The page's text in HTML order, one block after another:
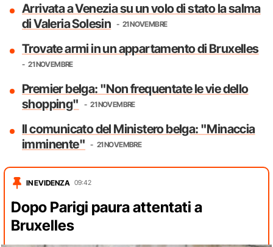
Arrivata a Venezia su un volo di stato la salma
di Valeria Solesin
21 NOVEMBRE
Trovate armi in un appartamento di Bruxelles
21 NOVEMBRE
Premier belga: "Non frequentate le vie dello
shopping"
21 NOVEMBRE
Il comunicato del Ministero belga: "Minaccia
imminente"
21 NOVEMBRE
IN EVIDENZA 09:42
Dopo Parigi paura attentati a
Bruxelles